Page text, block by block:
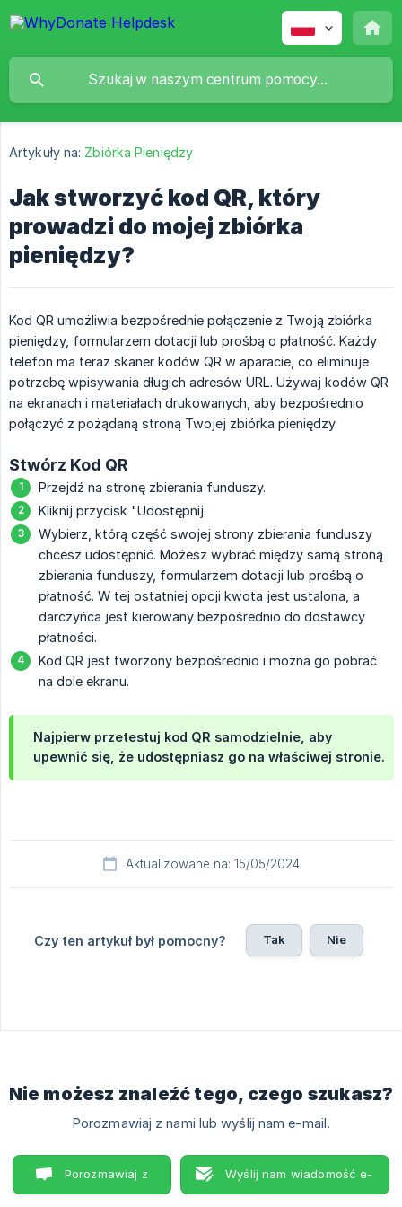
Artykuły na: Zbiórka Pieniędzy
Jak stworzyć kod QR, który
prowadzi do mojej zbiórka
pieniędzy?
Kod QR umożliwia bezpośrednie połączenie z Twoją zbiórka
pieniędzy, formularzem dotacji lub prośbą o płatność. Każdy
telefon ma teraz skaner kodów QR w aparacie, co eliminuje
potrzebę wpisywania długich adresów URL. Używaj kodów QR
na ekranach i materiałach drukowanych, aby bezpośrednio
połączyć z pożądaną stroną Twojej zbiórka pieniędzy.
Stwórz Kod QR
Przejdź na stronę zbierania funduszy.
Kliknij przycisk "Udostępnij.
Wybierz, którą część swojej strony zbierania funduszy
chcesz udostępnić. Możesz wybrać między samą stroną
zbierania funduszy, formularzem dotacji lub prośbą o
płatność. W tej ostatniej opcji kwota jest ustalona, a
darczyńca jest kierowany bezpośrednio do dostawcy
płatności.
Kod QR jest tworzony bezpośrednio i można go pobrać
na dole ekranu.
Najpierw przetestuj kod QR samodzielnie, aby
upewnić się, że udostępniasz go na właściwej stronie.
Aktualizowane na: 15/05/2024
Czy ten artykuł był pomocny? Tak Nie
Nie możesz znaleźć tego, czego szukasz?
Porozmawiaj z nami lub wyślij nam e-mail.
Porozmawiaj z Wyślij nam wiadomość e-